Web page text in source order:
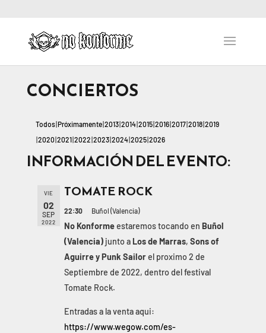
CONCIERTOS
Todos Próximamente 2013 2014 2015 2016 2017 2018 2019
2020 2021 2022 2023 2024 2025 2026
INFORMACIÓN DEL EVENTO:
VIE
02
SEP
2022
TOMATE ROCK
22:30 Buñol (Valencia)
No Konformeestaremos tocando en Buñol
(Valencia) junto a Los de Marras,Sons of
Aguirre y Punk Sailorel proximo 2 de
Septiembre de 2022, dentro del festival
Tomate Rock.
Entradas a la venta aqui:
https://www.wegow.com/es-